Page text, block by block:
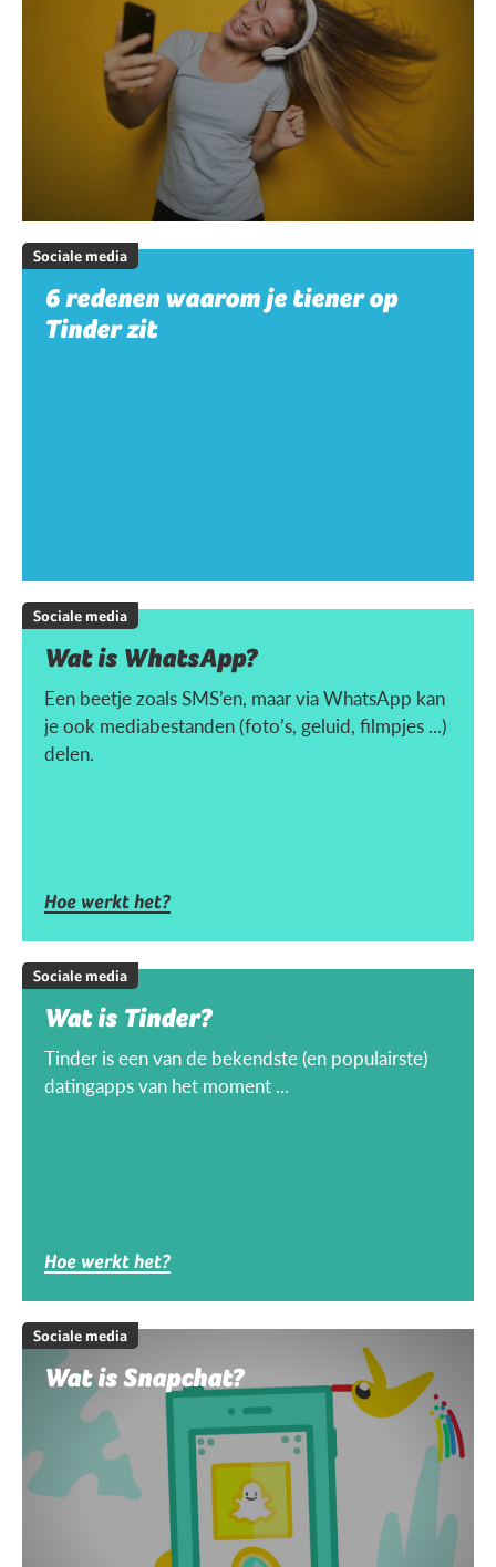
Sociale media
6 redenen waarom je tiener op
Tinder zit
Sociale media
Wat is WhatsApp?
Een beetje zoals SMS’en, maar via WhatsApp kan
je ook mediabestanden (foto’s, geluid, filmpjes ...)
delen.
Hoe werkt het?
Sociale media
Wat is Tinder?
Tinder is een van de bekendste (en populairste)
datingapps van het moment ...
Hoe werkt het?
Sociale media
Wat is Snapchat?